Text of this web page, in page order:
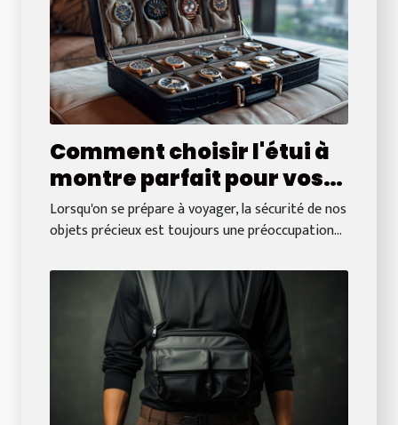
Comment choisir l'étui à
montre parfait pour vos
voyages
Lorsqu'on se prépare à voyager, la sécurité de nos
objets précieux est toujours une préoccupation...